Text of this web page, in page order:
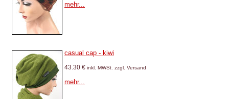
mehr...
casual cap - kiwi
43.30 € inkl. MWSt. zzgl. Versand
mehr...